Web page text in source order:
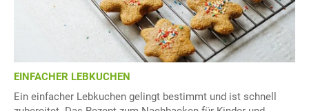
EINFACHER LEBKUCHEN
Ein einfacher Lebkuchen gelingt bestimmt und ist schnell